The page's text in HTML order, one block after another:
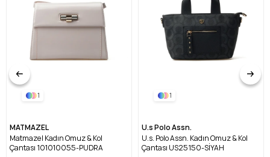
1
MATMAZEL
Matmazel Kadın Omuz & Kol
Çantası 101010055-PUDRA
1
U.s Polo Assn.
U.s. Polo Assn. Kadın Omuz & Kol
Çantası US25150-SİYAH